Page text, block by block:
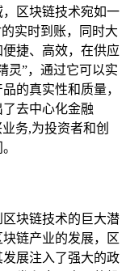
区块链技术宛如一
实时到账，同时大
捷、高效，在供应
灵”，通过它可以实
的真实性和质量，
去中心化金融
务,为投资者和创
块链技术的巨大潜
链产业的发展，区
展注入了强大的政